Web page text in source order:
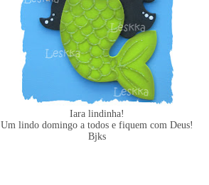
Iara lindinha!
Um lindo domingo a todos e fiquem com Deus!
Bjks